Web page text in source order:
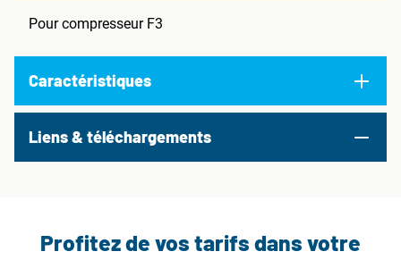
Pour compresseur F3
Caractéristiques
Liens & téléchargements
Profitez de vos tarifs dans votre